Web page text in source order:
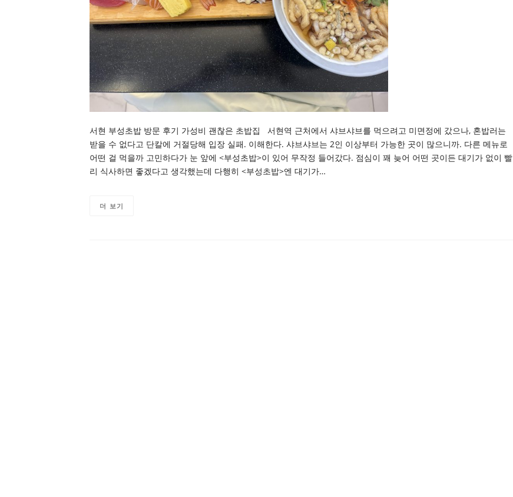
서현 부성초밥 방문 후기 가성비 괜찮은 초밥집 서현역 근처에서 샤브샤브를 먹으려고 미면정에 갔으나, 혼밥러는
받을 수 없다고 단칼에 거절당해 입장 실패. 이해한다. 샤브샤브는 2인 이상부터 가능한 곳이 많으니까. 다른 메뉴로
어떤 걸 먹을까 고민하다가 눈 앞에 <부성초밥>이 있어 무작정 들어갔다. 점심이 꽤 늦어 어떤 곳이든 대기가 없이 빨
리 식사하면 좋겠다고 생각했는데 다행히 <부성초밥>엔 대기가…
더 보기